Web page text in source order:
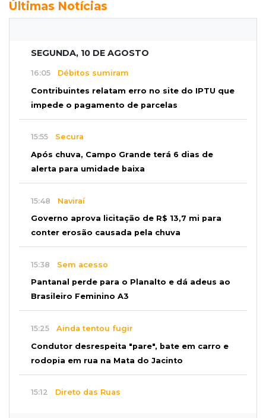
Últimas Notícias
SEGUNDA, 10 DE AGOSTO
16:05 Débitos sumiram
Contribuintes relatam erro no site do IPTU que
impede o pagamento de parcelas
15:55 Secura
Após chuva, Campo Grande terá 6 dias de
alerta para umidade baixa
15:48 Naviraí
Governo aprova licitação de R$ 13,7 mi para
conter erosão causada pela chuva
15:38 Sem acesso
Pantanal perde para o Planalto e dá adeus ao
Brasileiro Feminino A3
15:25 Ainda tentou fugir
Condutor desrespeita "pare", bate em carro e
rodopia em rua na Mata do Jacinto
15:12 Direto das Ruas